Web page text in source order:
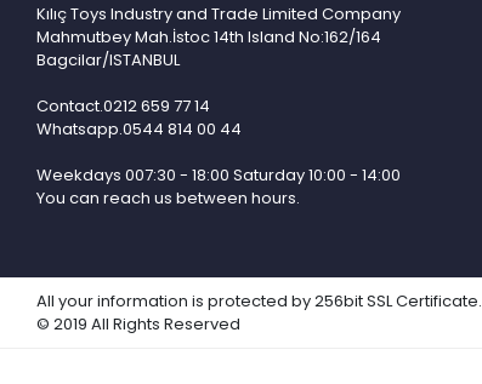
ERDEM
ERPA
GOZDE
GUCLU
GUNES
HALLEY
HAYALTOYS
Kılıç Toys Industry and Trade Limited Company
Mahmutbey Mah.İstoc 14th Island No:162/164
Bagcilar/ISTANBUL
Contact.0212 659 77 14
Whatsapp.0544 814 00 44
Weekdays 007:30 - 18:00 Saturday 10:00 - 14:00
You can reach us between hours.
All your information is protected by 256bit SSL Certificate.
© 2019 All Rights Reserved